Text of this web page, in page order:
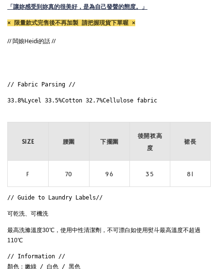
「讓妳感受到妳真的很美好，是為自己發聲的態度。」
× 限量款式完售後不再加製 請把握現貨下單喔 ×
// 闆娘Heidi的話 //
// Fabric Parsing //
33.8%Lycel 33.5%Cotton 32.7%Cellulose fabric
SIZE 腰圍 下擺圍
後開衩高
度
裙長
F 70 96 35 81
// Guide to Laundry Labels//
可乾洗、可機洗
最高洗滌溫度30℃，使用中性清潔劑，不可漂白如使用熨斗最高溫度不超過
110℃
// Information //
顏色：嫩綠 / 白色 / 黑色